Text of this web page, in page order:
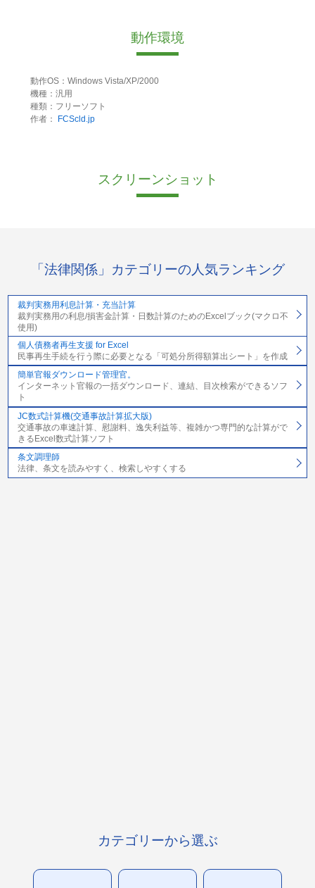
動作環境
動作OS：Windows Vista/XP/2000
機種：汎用
種類：フリーソフト
作者：
FCScld.jp
スクリーンショット
「法律関係」カテゴリーの人気ランキング
裁判実務用利息計算・充当計算
裁判実務用の利息/損害金計算・日数計算のためのExcelブック(マクロ不
使用)
個人債務者再生支援 for Excel
民事再生手続を行う際に必要となる「可処分所得額算出シート」を作成
簡単官報ダウンロード管理官。
インターネット官報の一括ダウンロード、連結、目次検索ができるソフ
ト
JC数式計算機(交通事故計算拡大版)
交通事故の車速計算、慰謝料、逸失利益等、複雑かつ専門的な計算がで
きるExcel数式計算ソフト
条文調理師
法律、条文を読みやすく、検索しやすくする
カテゴリーから選ぶ